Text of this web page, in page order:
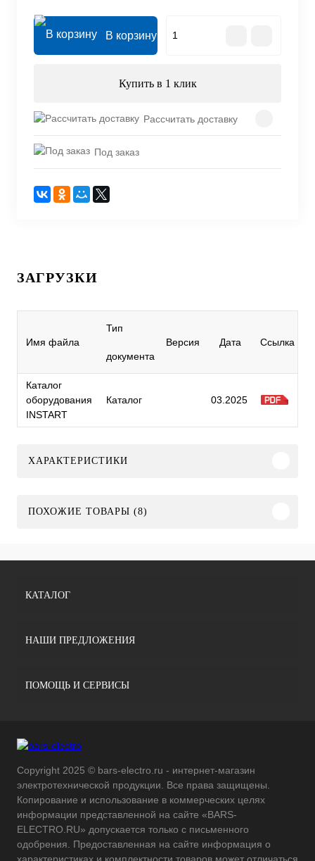
В корзину
Купить в 1 клик
Рассчитать доставку
Под заказ
ЗАГРУЗКИ
Имя файла
Тип
документа
Версия Дата Ссылка
Каталог
оборудования
INSTART
Каталог 03.2025
ХАРАКТЕРИСТИКИ
ПОХОЖИЕ ТОВАРЫ (8)
КАТАЛОГ
НАШИ ПРЕДЛОЖЕНИЯ
ПОМОЩЬ И СЕРВИСЫ
Copyright 2025 © bars-electro.ru - интернет-магазин
электротехнической продукции. Все права защищены.
Копирование и использование в коммерческих целях
информации представленной на сайте «BARS-
ELECTRO.RU» допускается только с письменного
одобрения. Предоставленная на сайте информация о
характеристиках и комплектности товаров может отличаться